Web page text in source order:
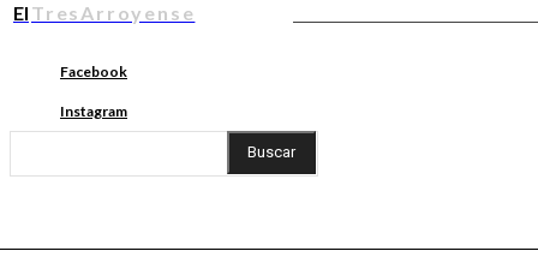
El TresArroyense
Facebook
Instagram
Buscar